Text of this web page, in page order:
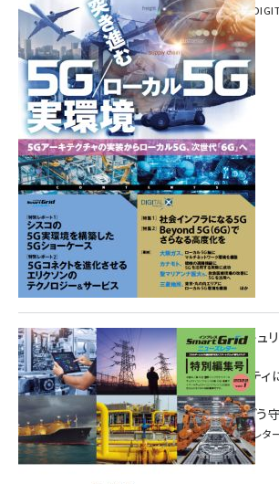
SmartGrid ニューズレター ×
Summer
重要インフラサイバーセキュ
特別電子版！
― 産業サイバーセキュリティ
へ！ ―
加速するDX、OT/IoTをどう
インプレス SmartGridニューズレタ
Vol.1